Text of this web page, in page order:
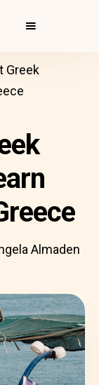
Greek
Almaden